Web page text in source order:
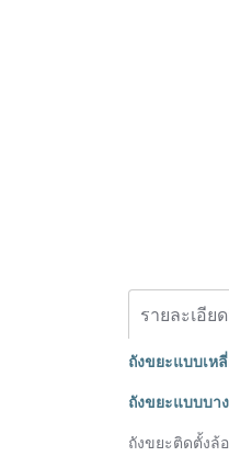
รายละเอีย
ถังขยะแบบเห
ถังขยะแบบบา
ถังขยะติดตั้งล้